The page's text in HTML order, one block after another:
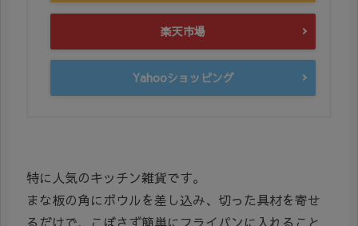
楽天市場
Yahooショッピング
特に人気のキッチン雑貨です。
まな板の角にボウルを差し込み、切った具材を寄せ
るだけで、こぼさず簡単にフライパンに入れること